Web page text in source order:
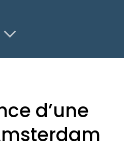
d’une